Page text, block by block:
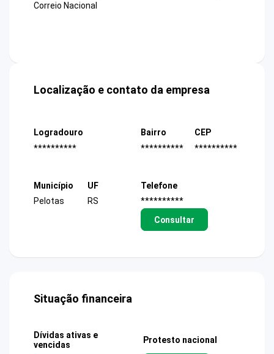
Correio Nacional
Localização e contato da empresa
Logradouro
**********
Bairro
**********
CEP
**********
Município
Pelotas
UF
RS
Telefone
**********
Consultar
Situação financeira
Dívidas ativas e
vencidas
Protesto nacional